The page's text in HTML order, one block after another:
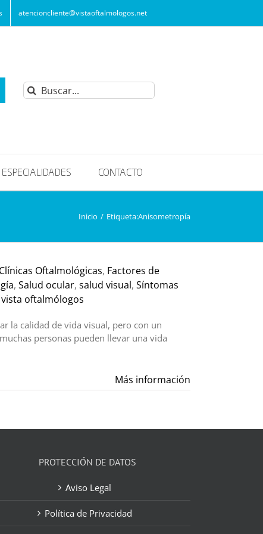
atencioncliente@vistaoftalmologos.net
Buscar:
ESPECIALIDADES CONTACTO
Inicio / Etiqueta:Anisometropía
Clínicas Oftalmológicas, Factores de
, Salud ocular, salud visual, Síntomas
vista oftalmólogos
la calidad de vida visual, pero con un
personas pueden llevar una vida
Más información
PROTECCIÓN DE DATOS
Aviso Legal
Política de Privacidad